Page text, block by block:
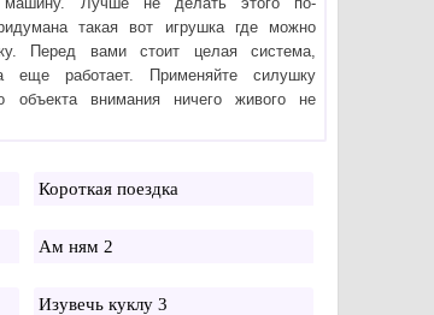
такая вот игрушка где можно
Перед вами стоит целая система,
работает. Применяйте силушку
объекта внимания ничего живого не
Короткая поездка
Ам ням 2
Изувечь куклу 3